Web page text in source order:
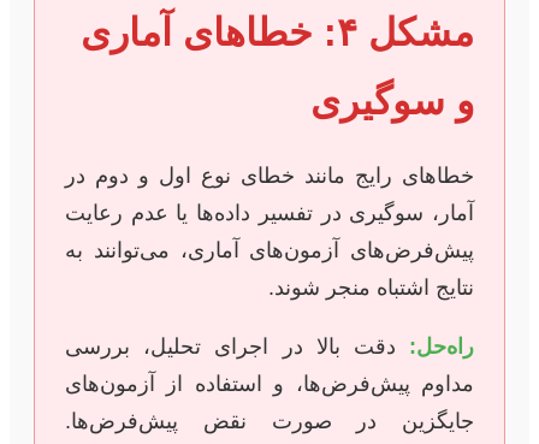
مشکل ۴: خطاهای آماری
و سوگیری
خطاهای رایج مانند خطای نوع اول و دوم در
آمار، سوگیری در تفسیر داده‌ها یا عدم رعایت
پیش‌فرض‌های آزمون‌های آماری، می‌توانند به
نتایج اشتباه منجر شوند.
راه‌حل: دقت بالا در اجرای تحلیل، بررسی
مداوم پیش‌فرض‌ها، و استفاده از آزمون‌های
جایگزین در صورت نقض پیش‌فرض‌ها.